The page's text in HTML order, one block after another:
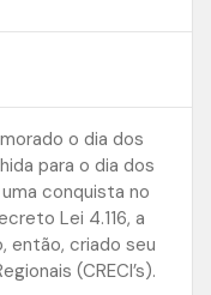
o dia dos
para o dia dos
conquista no
Lei 4.116, a
então, criado seu
(CRECI’s).